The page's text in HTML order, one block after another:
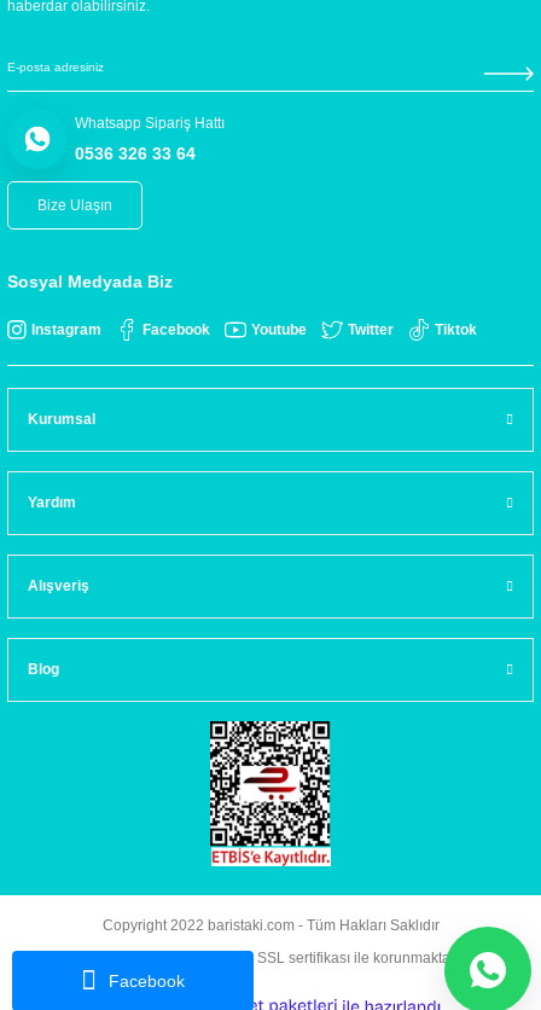
Facebook
haberdar olabilirsiniz.
Whatsapp Sipariş Hattı
0536 326 33 64
Bize Ulaşın
Sosyal Medyada Biz
Instagram Facebook Youtube Twitter Tiktok
Kurumsal
Yardım
Alışveriş
Blog
Copyright 2022 baristaki.com - Tüm Hakları Saklıdır
Kredi kartı bilgileriniz 256bit SSL sertifikası ile korunmaktadır.
e- ile